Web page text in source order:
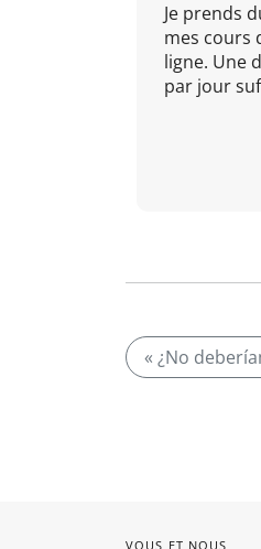
Je prends
mes cours
ligne. Une
par jour
« ¿No
VOUS ET NOUS